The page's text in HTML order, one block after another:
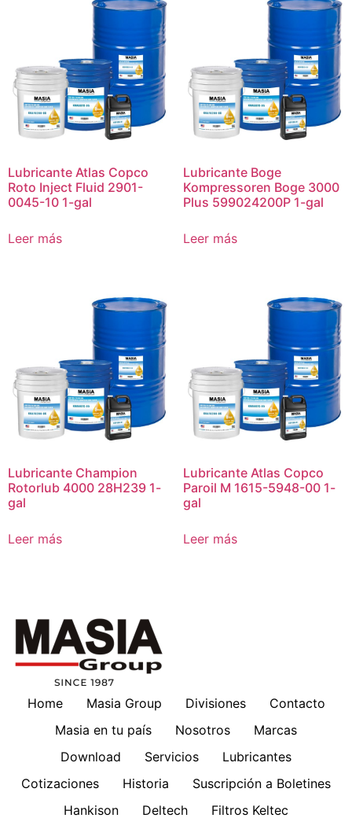
Lubricante Atlas Copco
Roto Inject Fluid 2901-
0045-10 1-gal
Leer más
Lubricante Boge
Kompressoren Boge 3000
Plus 599024200P 1-gal
Leer más
Lubricante Champion
Rotorlub 4000 28H239 1-
gal
Leer más
Lubricante Atlas Copco
Paroil M 1615-5948-00 1-
gal
Leer más
Home Masia Group Divisiones
Contacto
Masia en tu país
Nosotros
Marcas
Download
Servicios
Lubricantes
Cotizaciones
Historia
Suscripción a Boletines
Hankison
Deltech
Filtros Keltec